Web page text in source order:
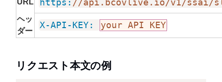
https: //api.bcovlive.io/v1/ssai/
ヘッ
ダー
X-API-KEY: your API KEY
リクエスト本文の例